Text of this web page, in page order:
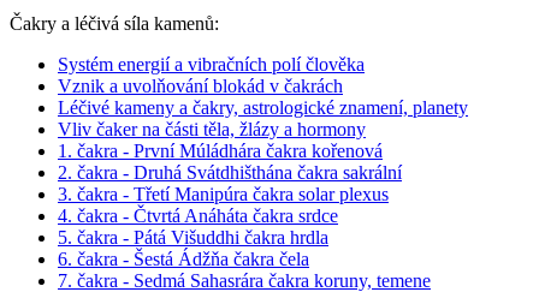
Čakry a léčivá síla kamenů:
Systém energií a vibračních polí člověka
Vznik a uvolňování blokád v čakrách
Léčivé kameny a čakry, astrologické znamení, planety
Vliv čaker na části těla, žlázy a hormony
1. čakra - První Múládhára čakra kořenová
2. čakra - Druhá Svátdhišthána čakra sakrální
3. čakra - Třetí Manipúra čakra solar plexus
4. čakra - Čtvrtá Anáháta čakra srdce
5. čakra - Pátá Višuddhi čakra hrdla
6. čakra - Šestá Ádžňa čakra čela
7. čakra - Sedmá Sahasrára čakra koruny, temene